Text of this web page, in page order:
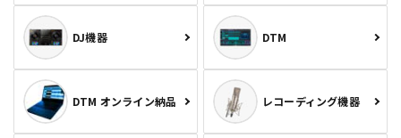
DJ機器 DTM
DTM オンライン納品 レコーディング機器